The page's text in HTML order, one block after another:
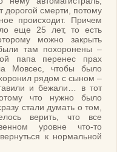
дорогой смерти, потому
происходит. Причем
еще 25 лет, то есть
можно закрыть
там похоронены –
папа перенес прах
Мовсес, чтобы было
рядом с сыном –
и бежали… в тот
что нужно было
стали думать о том,
верить, что все
уровне что-то
к нормальной